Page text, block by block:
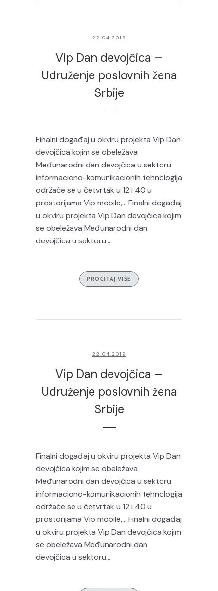
22.04.2019
Vip Dan devojčica –
Udruženje poslovnih žena
Srbije
Finalni događaj u okviru projekta Vip Dan
devojčica kojim se obeležava
Međunarodni dan devojčica u sektoru
informaciono-komunikacionih tehnologija
održaće se u četvrtak u 12 i 40 u
prostorijama Vip mobile,… Finalni događaj
u okviru projekta Vip Dan devojčica kojim
se obeležava Međunarodni dan
devojčica u sektoru...
PROČITAJ VIŠE
22.04.2019
Vip Dan devojčica –
Udruženje poslovnih žena
Srbije
Finalni događaj u okviru projekta Vip Dan
devojčica kojim se obeležava
Međunarodni dan devojčica u sektoru
informaciono-komunikacionih tehnologija
održaće se u četvrtak u 12 i 40 u
prostorijama Vip mobile,… Finalni događaj
u okviru projekta Vip Dan devojčica kojim
se obeležava Međunarodni dan
devojčica u sektoru...